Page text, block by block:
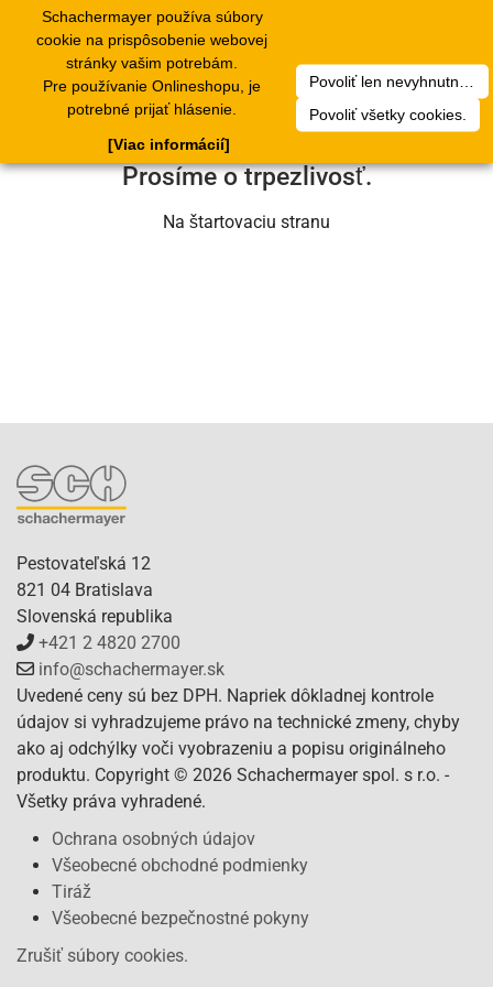
Schachermayer používa súbory
cookie na prispôsobenie webovej
stránky vašim potrebám.
Pre používanie Onlineshopu, je
potrebné prijať hlásenie.
Povoliť všetky cookies.
[Viac informácií]
Ľutujeme, ale došlo k technickej chybe.
Náš servisný tím na nej už pracuje.
Prosíme o trpezlivosť.
Na štartovaciu stranu
Pestovateľská 12
821 04 Bratislava
Slovenská republika
+421 2 4820 2700
info@schachermayer.sk
Uvedené ceny sú bez DPH. Napriek dôkladnej kontrole
údajov si vyhradzujeme právo na technické zmeny, chyby
ako aj odchýlky voči vyobrazeniu a popisu originálneho
produktu. Copyright © 2026 Schachermayer spol. s r.o. -
Všetky práva vyhradené.
Ochrana osobných údajov
Všeobecné obchodné podmienky
Tiráž
Všeobecné bezpečnostné pokyny
Zrušiť súbory cookies.